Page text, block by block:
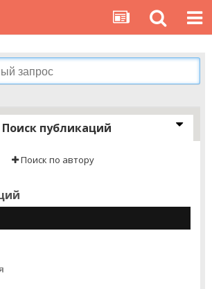
Поиск публикаций
Поиск по автору